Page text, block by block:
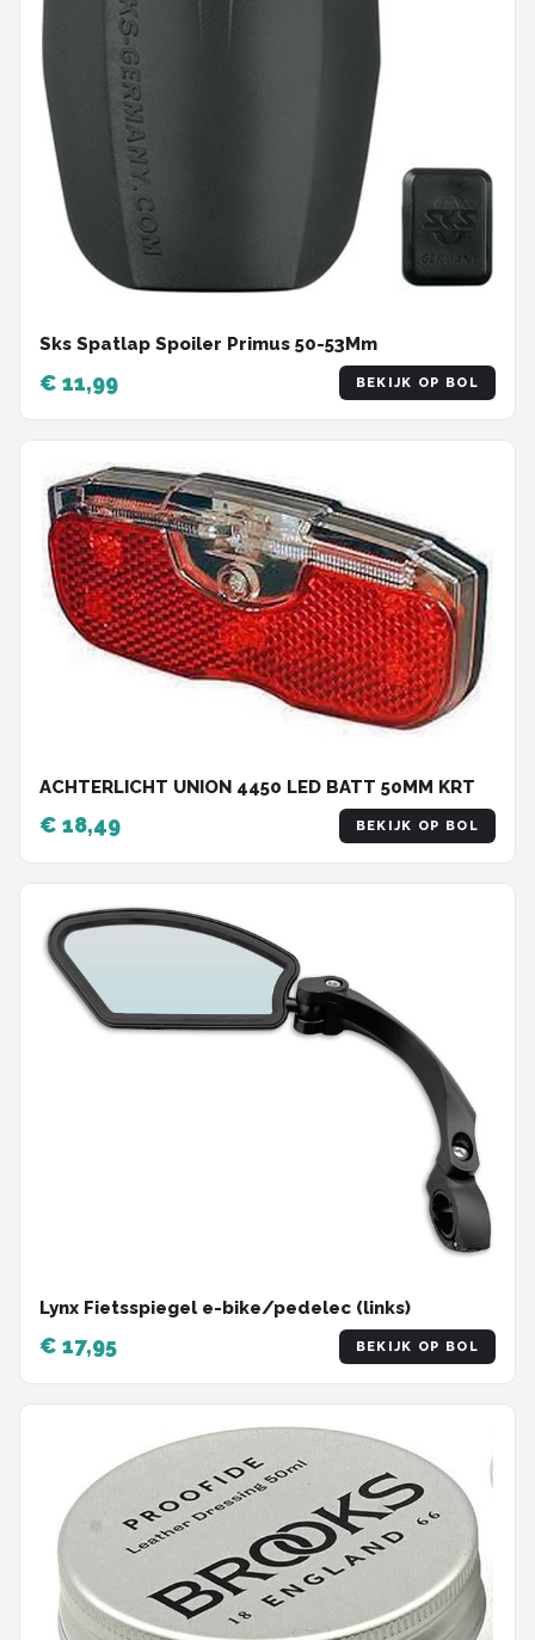
Sks Spatlap Spoiler Primus 50-53Mm
€ 11,99 BEKIJK OP BOL
ACHTERLICHT UNION 4450 LED BATT 50MM KRT
€ 18,49 BEKIJK OP BOL
Lynx Fietsspiegel e-bike/pedelec (links)
€ 17,95 BEKIJK OP BOL